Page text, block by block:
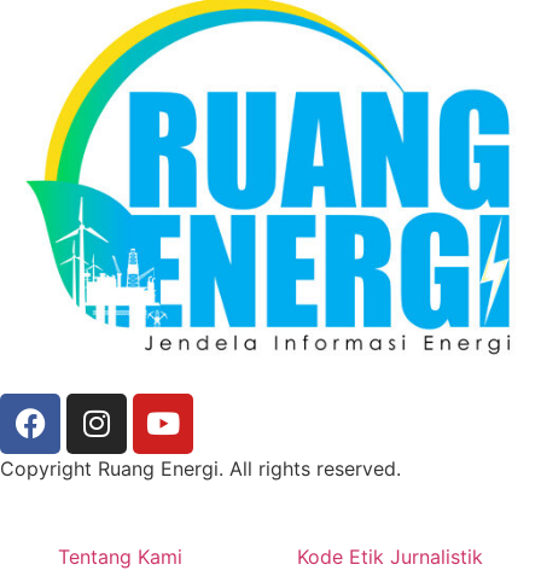
Copyright Ruang Energi. All rights reserved.
Tentang Kami Kode Etik Jurnalistik